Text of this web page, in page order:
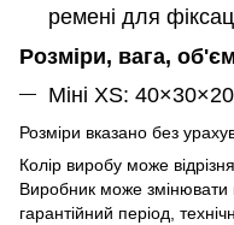
ремені для
Розміри, вага,
Міні XS:
Розміри вказано без
Колір виробу може
Виробник може змінювати
гарантійний період,